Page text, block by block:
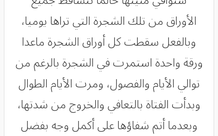
الأوراق من تلك الشجرة التي تراها يوميا،
وبالفعل سقطت كل أوراق الشجرة ماعدا
ورقة واحدة استمرت في الشجرة بالرغم من
توالي الأيام والفصول، ومرت الأيام الطوال
وبدأت الفتاة بالتعافي والخروج من شدتها،
وبعدما أتم شفاؤها على أكمل وجه بفضل